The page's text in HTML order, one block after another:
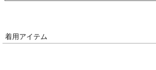
着用アイテム